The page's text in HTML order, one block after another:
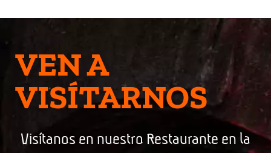
VEN A
VISÍTARNOS
Visítanos en nuestro Restaurante en la